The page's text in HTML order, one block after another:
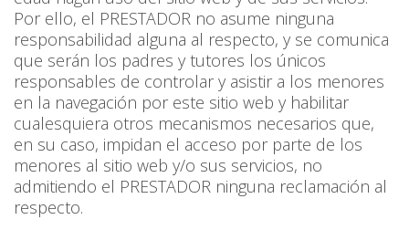
Por ello, el PRESTADOR no asume ninguna
responsabilidad alguna al respecto, y se comunica
que serán los padres y tutores los únicos
responsables de controlar y asistir a los menores
en la navegación por este sitio web y habilitar
cualesquiera otros mecanismos necesarios que,
en su caso, impidan el acceso por parte de los
menores al sitio web y/o sus servicios, no
admitiendo el PRESTADOR ninguna reclamación al
respecto.